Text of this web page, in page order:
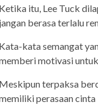
Ketika itu, Lee Tuck
jangan berasa terlalu
Kata-kata semangat
motivasi
Meskipun terpaksa
perasaan